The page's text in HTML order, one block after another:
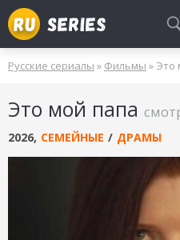
СМОТРЮ
БУДУ СМОТРЕТЬ
УЖЕ СМОТРЕЛ
Русские сериалы » Фильмы » Это
Это мой папа
2026, СЕМЕЙНЫЕ / ДРАМЫ